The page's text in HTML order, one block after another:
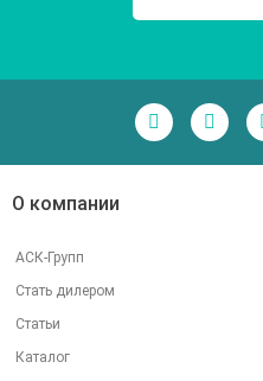
О компании
АСК-Групп
Стать дилером
Статьи
Каталог